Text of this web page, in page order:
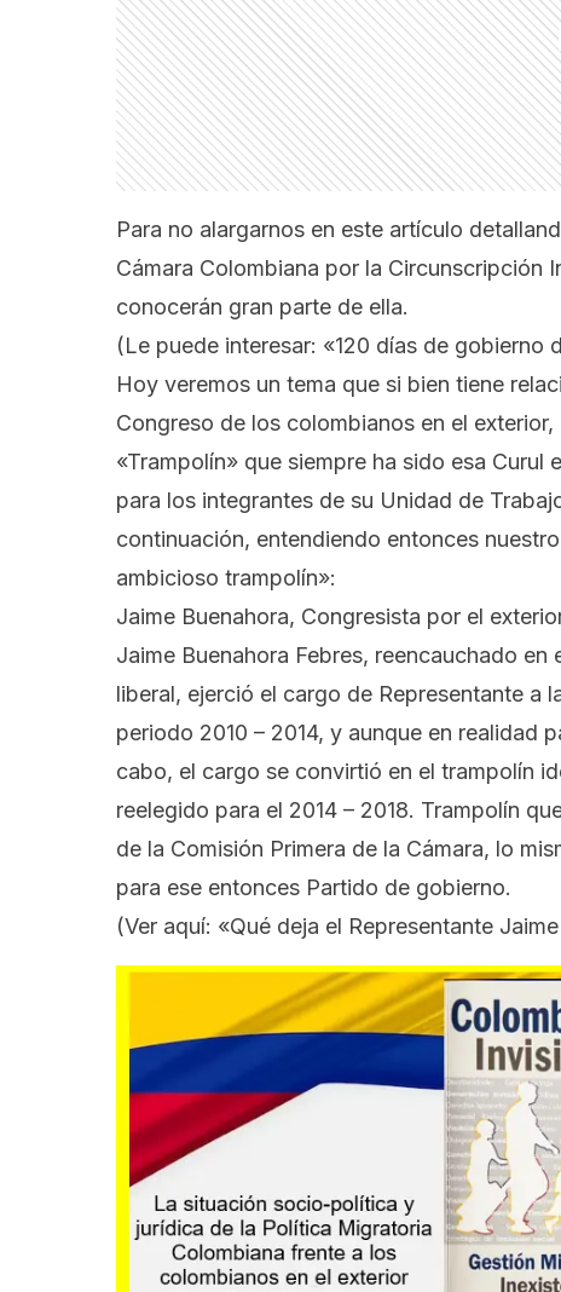
Para no alargarnos en este artículo
Cámara Colombiana por la Circunscripción
conocerán gran parte de ella.
(Le puede interesar: «120 días de gobierno
Hoy veremos un tema que si bien tiene
Congreso de los colombianos en el
«Trampolín» que siempre ha sido esa Curul
para los integrantes de su Unidad de
continuación, entendiendo entonces
ambicioso trampolín»:
Jaime Buenahora, Congresista por el
Jaime Buenahora Febres, reencauchado en
liberal, ejerció el cargo de Representante a
periodo 2010 – 2014, y aunque en realidad
cabo, el cargo se convirtió en el trampolín
reelegido para el 2014 – 2018. Trampolín
de la Comisión Primera de la Cámara, lo
para ese entonces Partido de gobierno.
(Ver aquí: «Qué deja el Representante